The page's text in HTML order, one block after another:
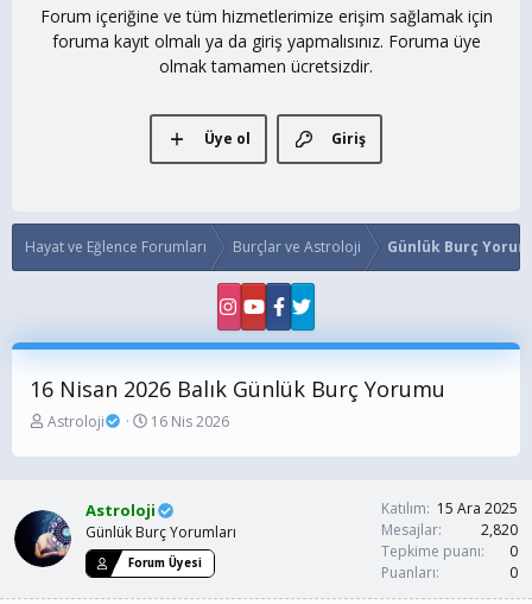
Forum içeriğine ve tüm hizmetlerimize erişim sağlamak için
foruma kayıt olmalı ya da giriş yapmalısınız. Foruma üye
olmak tamamen ücretsizdir.
Giriş
Üye ol
Hayat ve Eğlence Forumları Burçlar ve Astroloji Günlük Burç
16 Nisan 2026 Balık Günlük Burç Yorumu
K
n
u
y
u
b
Astroloji
B
ş
a
n
g
ı
16 Nis 2026
Astroloji
Günlük Burç Yorumları
Forum Üyesi
Katılım
15 Ara 2025
Mesajlar
2,820
Tepkime puanı
0
Puanları
0